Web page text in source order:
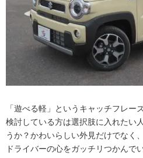
「遊べる軽」というキャッチフレー
検討している方は選択肢に入れたい
うか？かわいらしい外見だけでなく
ドライバーの心をガッチリつかんで